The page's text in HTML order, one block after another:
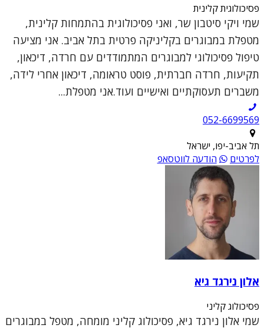
פסיכולוגית קלינית
שמי ויקי סיטבון שר, ואני פסיכולוגית בהתמחות קלינית,
מטפלת במבוגרים בקליניקה פרטית בתל אביב. אני מציעה
טיפול פסיכולוגי למבוגרים המתמודדים עם חרדה, דיכאון,
תקיעות, חרדה חברתית, פוסט טראומה, דיכאון אחרי לידה,
משברים תעסוקתיים ואישיים ועוד.אני מטפלת...
052-6699569
תל אביב-יפו, ישראל
לפרטים
הודעה לווטסאפ
אלון נירגד גיא
פסיכולוג קליני
שמי אלון נירגד גיא, פסיכולוג קליני מומחה, מטפל במבוגרים